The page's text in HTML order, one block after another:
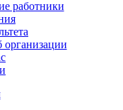
работники